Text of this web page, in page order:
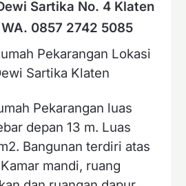
Sartika No. 4 Klaten
0857 2742 5085
Pekarangan luas
depan 13 m. Luas
Bangunan terdiri atas
mandi, ruang